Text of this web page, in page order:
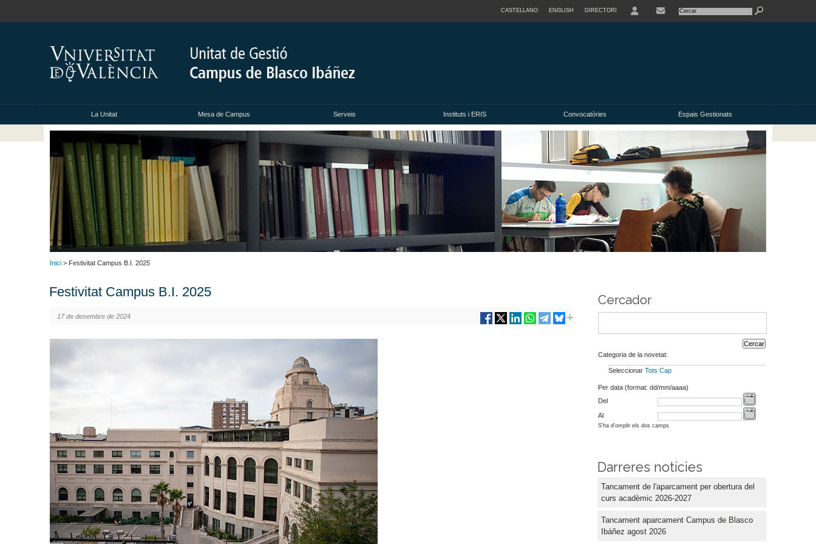
CASTELLANO ENGLISH DIRECTORI
La Unitat Mesa de Campus Serveis Instituts i ERIS Convocatòries Espais Gestionats
Inici > Festivitat Campus B.I. 2025
Festivitat Campus B.I. 2025
17 de desembre de 2024
Cercador
Categoria de la novetat:
Seleccionar Tots Cap
Per data (format: dd/mm/aaaa)
Del
Al
S'ha d'omplir els dos camps
Darreres notícies
Tancament de l'aparcament per obertura del
curs acadèmic 2026-2027
Tancament aparcament Campus de Blasco
Ibáñez agost 2026